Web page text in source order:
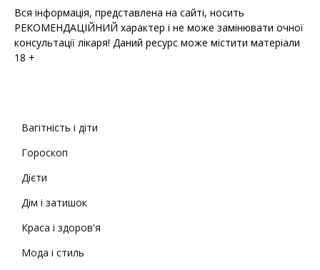
Вся інформація, представлена на сайті, носить
РЕКОМЕНДАЦІЙНИЙ характер і не може замінювати очної
консультації лікаря! Даний ресурс може містити матеріали
18 +
Вагітність і діти
Гороскоп
Дієти
Дім і затишок
Краса і здоров'я
Мода і стиль